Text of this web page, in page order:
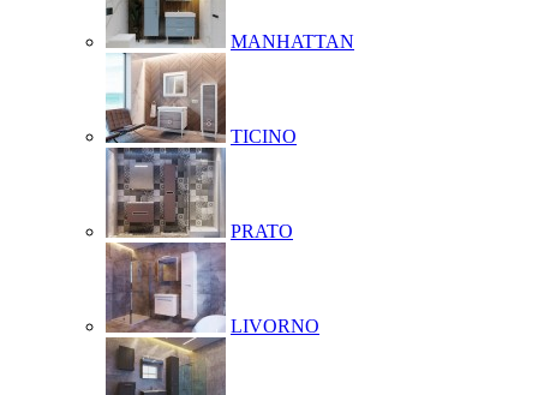
MANHATTAN
TICINO
PRATO
LIVORNO